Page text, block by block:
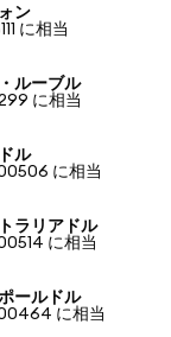
ン
に相当
ルーブル
に相当
ル
に相当
ラリアドル
に相当
ールドル
に相当